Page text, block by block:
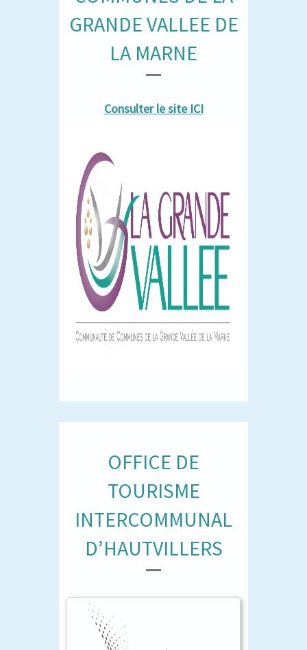
GRANDE VALLEE DE
LA MARNE
Consulter le site ICI
OFFICE DE
TOURISME
INTERCOMMUNAL
D’HAUTVILLERS